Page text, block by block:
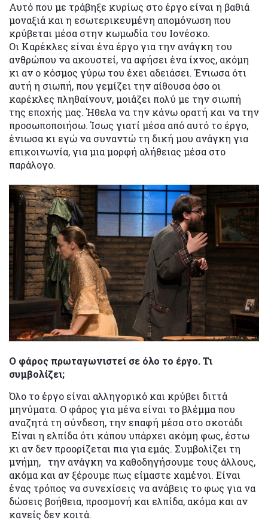
Αυτό που με τράβηξε κυρίως στο έργο είναι η βαθιά
μοναξιά και η εσωτερικευμένη απομόνωση που
κρύβεται μέσα στην κωμωδία του Ιονέσκο.
Οι Καρέκλες είναι ένα έργο για την ανάγκη του
ανθρώπου να ακουστεί, να αφήσει ένα ίχνος, ακόμη
κι αν ο κόσμος γύρω του έχει αδειάσει. Ένιωσα ότι
αυτή η σιωπή, που γεμίζει την αίθουσα όσο οι
καρέκλες πληθαίνουν, μοιάζει πολύ με την σιωπή
της εποχής μας. Ήθελα να την κάνω ορατή και να την
προσωποποιήσω. Ίσως γιατί μέσα από αυτό το έργο,
ένιωσα κι εγώ να συναντώ τη δική μου ανάγκη για
επικοινωνία, για μια μορφή αλήθειας μέσα στο
παράλογο.
Ο φάρος πρωταγωνιστεί σε όλο το έργο. Τι
συμβολίζει;
Όλο το έργο είναι αλληγορικό και κρύβει διττά
μηνύματα. Ο φάρος για μένα είναι το βλέμμα που
αναζητά τη σύνδεση, την επαφή μέσα στο σκοτάδι
Είναι η ελπίδα ότι κάπου υπάρχει ακόμη φως, έστω
κι αν δεν προορίζεται πια για εμάς. Συμβολίζει τη
μνήμη, την ανάγκη να καθοδηγήσουμε τους άλλους,
ακόμα και αν ξέρουμε πως είμαστε χαμένοι. Είναι
ένας τρόπος να συνεχίσεις να ανάβεις το φως για να
δώσεις βοήθεια, προσμονή και ελπίδα, ακόμα και αν
κανείς δεν κοιτά.